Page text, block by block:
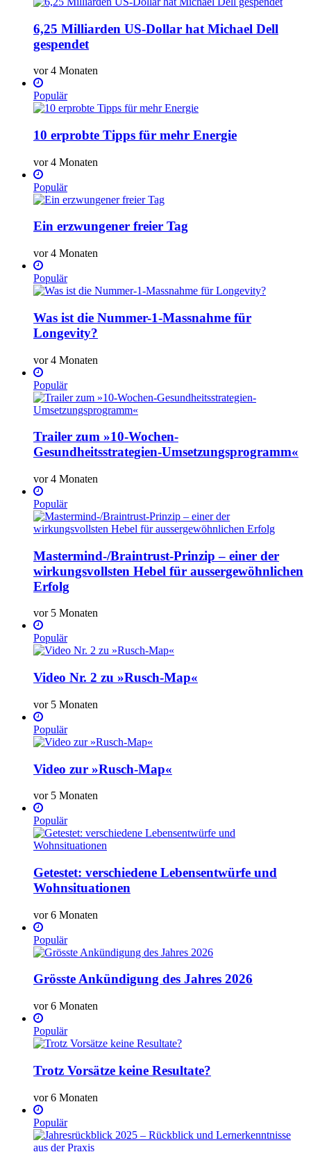
6,25 Milliarden US-Dollar hat Michael Dell
gespendet
vor 4 Monaten
Populär
10 erprobte Tipps für mehr Energie
vor 4 Monaten
Populär
Ein erzwungener freier Tag
vor 4 Monaten
Populär
Was ist die Nummer-1-Massnahme für
Longevity?
vor 4 Monaten
Populär
Trailer zum »10-Wochen-
Gesundheitsstrategien-Umsetzungsprogramm«
vor 4 Monaten
Populär
Mastermind-/Braintrust-Prinzip – einer der
wirkungsvollsten Hebel für aussergewöhnlichen
Erfolg
vor 5 Monaten
Populär
Video Nr. 2 zu »Rusch-Map«
vor 5 Monaten
Populär
Video zur »Rusch-Map«
vor 5 Monaten
Populär
Getestet: verschiedene Lebensentwürfe und
Wohnsituationen
vor 6 Monaten
Populär
Grösste Ankündigung des Jahres 2026
vor 6 Monaten
Populär
Trotz Vorsätze keine Resultate?
vor 6 Monaten
Populär